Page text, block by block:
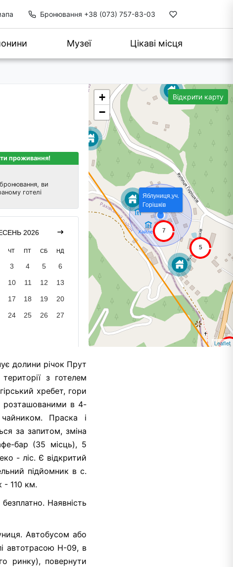
Бронювання +38 (073) 757-83-03
Музеї Цікаві місця
проживання!
ви
готелі
2026
ЧТ ПТ СБ НД
3 4 5 6
10 11 12 13
17 18 19 20
24 25 26 27
Відкрити карту
Яблуниця,уч.
Горішків
+
−
Leaflet
долини річок Прут
з готелем
хребет, гори
розташованими в 4-
Праска і
за запитом, зміна
бар (35 місць), 5
- ліс. Є відкритий
підйомник в с.
- 110 км.
Наявність
Автобусом або
автотрасою H-09, в
ринку), повернути